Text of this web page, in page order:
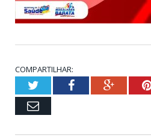
COMPARTILHAR:
TwitterFacebook
Email